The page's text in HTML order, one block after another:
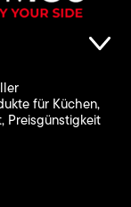
für Küchen,
Preisgünstigkeit